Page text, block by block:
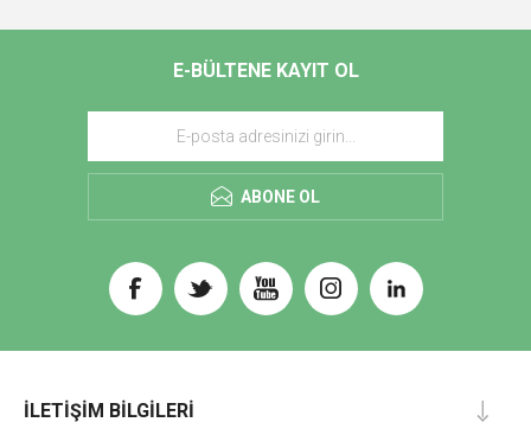
E-BÜLTENE KAYIT OL
ABONE OL
İLETIŞIM BILGILERI